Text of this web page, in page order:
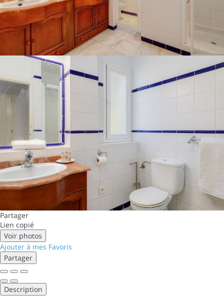
Partager
Lien copié
Voir photos
Ajouter à mes Favoris
Partager
Description